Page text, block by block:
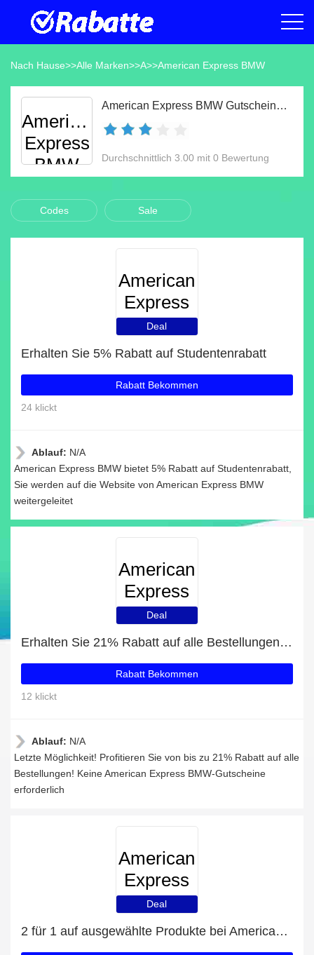
Nach Hause>>Alle Marken>>A>>American Express BMW
American
Express
BMW
American Express BMW Gutscheine & Gutscheincodes Aug 2026
Durchschnittlich 3.00 mit 0 Bewertung
Codes Sale
American
Express
BMW
Deal
Erhalten Sie 5% Rabatt auf Studentenrabatt
Rabatt Bekommen
24 klickt
Ablauf: N/A
American Express BMW bietet 5% Rabatt auf Studentenrabatt,
Sie werden auf die Website von American Express BMW
weitergeleitet
American
Express
BMW
Deal
Erhalten Sie 21% Rabatt auf alle Bestellungen bei American Express BMW
Rabatt Bekommen
12 klickt
Ablauf: N/A
Letzte Möglichkeit! Profitieren Sie von bis zu 21% Rabatt auf alle
Bestellungen! Keine American Express BMW-Gutscheine
erforderlich
American
Express
BMW
Deal
2 für 1 auf ausgewählte Produkte bei American Express BMW